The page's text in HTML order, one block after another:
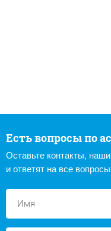
Есть вопросы по
Оставьте контакты,
и ответят на все вопросы